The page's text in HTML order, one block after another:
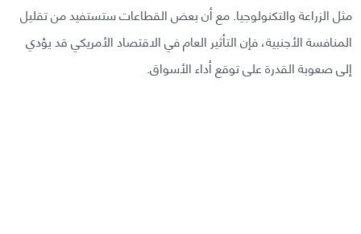
مثل الزراعة والتكنولوجيا. مع أن بعض القطاعات ستستفيد من تقليل
المنافسة الأجنبية، فإن التأثير العام في الاقتصاد الأمريكي قد يؤدي
إلى صعوبة القدرة على توقع أداء الأسواق.